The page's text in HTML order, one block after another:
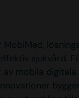
sjukvård.
mobila